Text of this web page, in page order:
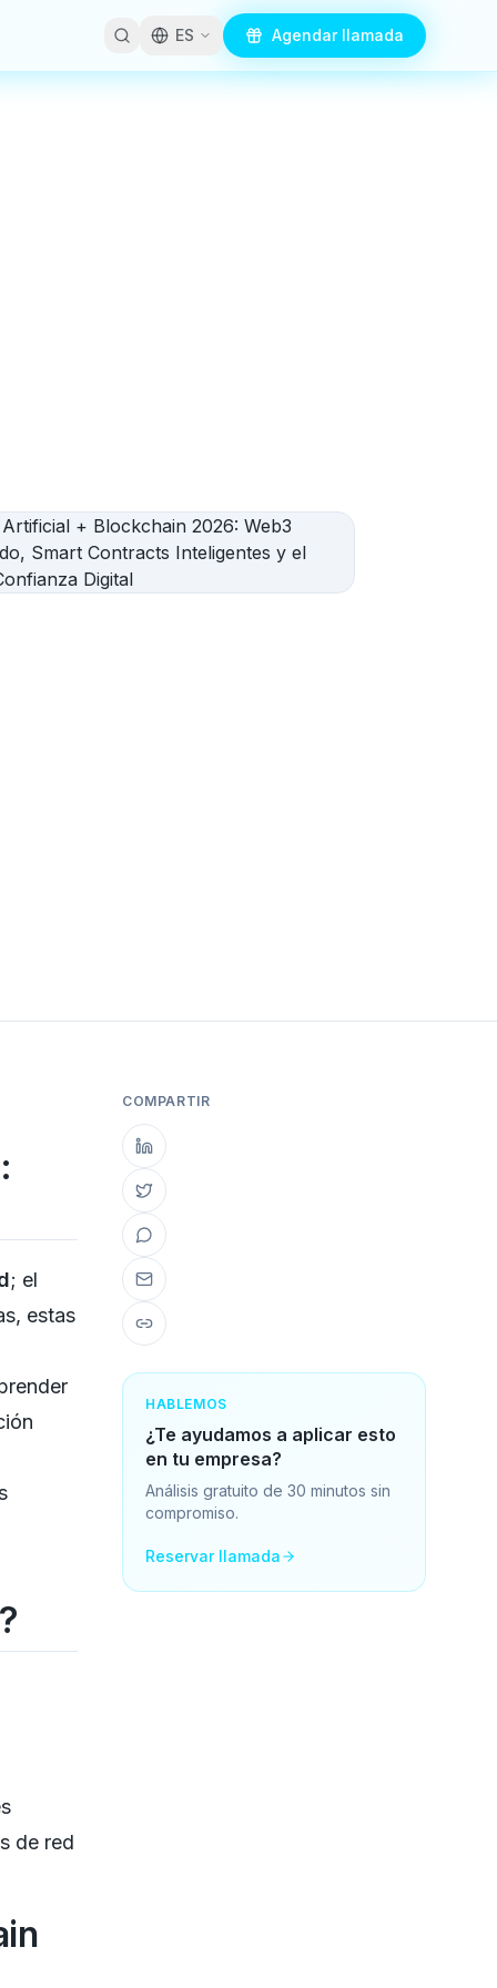
ES Agendar llamada
; el
estas
de red
COMPARTIR
HABLEMOS
¿Te ayudamos a aplicar esto
en tu empresa?
Análisis gratuito de 30 minutos sin
compromiso.
Reservar llamada